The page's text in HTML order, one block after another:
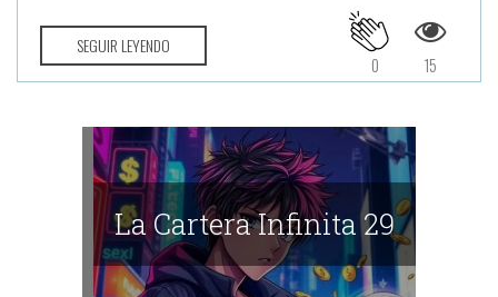
SEGUIR LEYENDO
15
0
La Cartera Infinita 29